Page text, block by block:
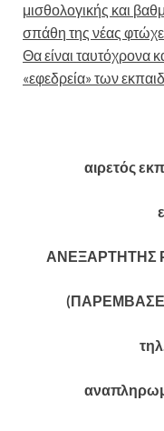
μισθολογικής και
σπάθη της νέας
Θα είναι ταυτόχρονα
«εφεδρεία» των
αιρετός
ΑΝΕΞΑΡΤΗΤΗΣ